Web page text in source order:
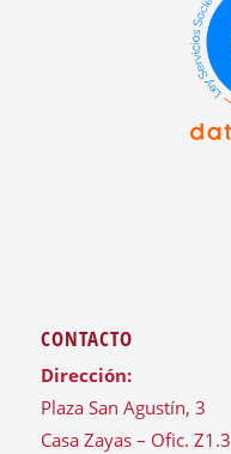
CONTACTO
Dirección:
Plaza San Agustín, 3
Casa Zayas – Ofic. Z1.3